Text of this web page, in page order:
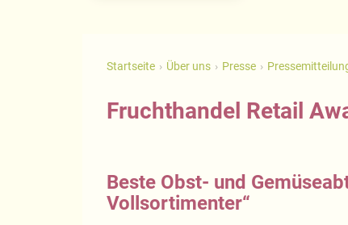
Startseite Über uns Presse
Fruchthandel Retail
Beste Obst- und
Vollsortimenter“